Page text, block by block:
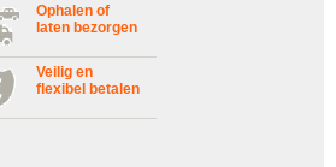
Ophalen of
laten bezorgen
Veilig en
flexibel betalen